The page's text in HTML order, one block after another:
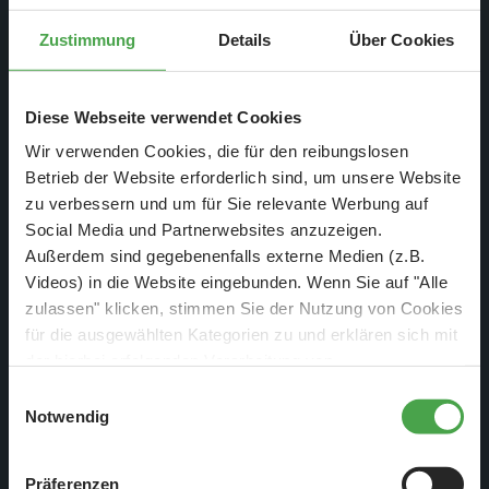
Zustimmung Details Über Cookies
Diese Webseite verwendet Cookies
Wir verwenden Cookies, die für den reibungslosen
Betrieb der Website erforderlich sind, um unsere Website
zu verbessern und um für Sie relevante Werbung auf
Social Media und Partnerwebsites anzuzeigen.
Außerdem sind gegebenenfalls externe Medien (z.B.
Videos) in die Website eingebunden. Wenn Sie auf "Alle
zulassen" klicken, stimmen Sie der Nutzung von Cookies
für die ausgewählten Kategorien zu und erklären sich mit
diese Einstellungen jederzeit über die Schaltfläche
zustimmen, beschränken wir uns auf die technisch
Notwendig
Präferenzen
Am Samstag, 06.02.21 um
20:15 Uhr auf DMAX